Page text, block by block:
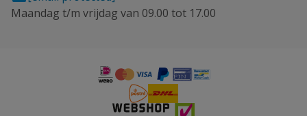
Maandag t/m vrijdag van 09.00 tot 17.00